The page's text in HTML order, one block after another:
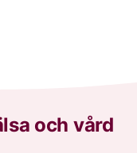
och vård